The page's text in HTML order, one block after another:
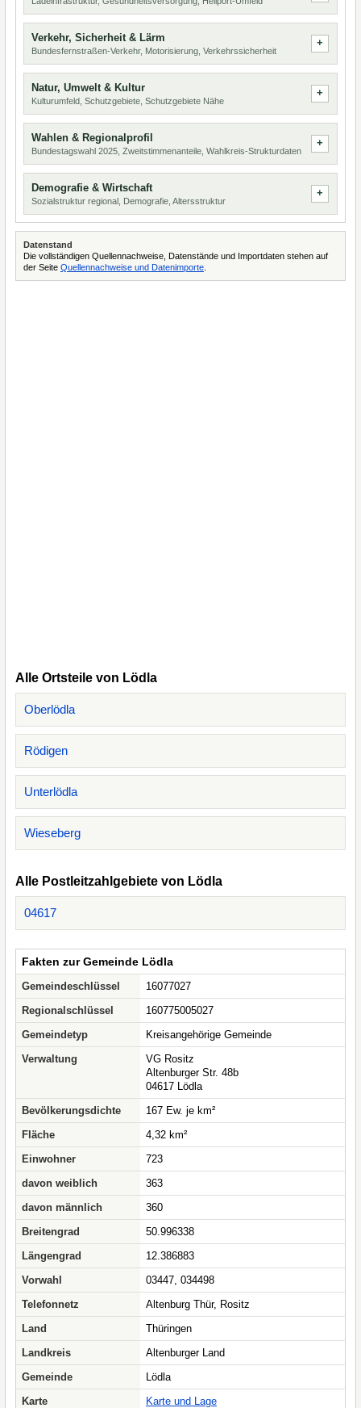
Verkehr, Sicherheit & Lärm
Bundesfernstraßen-Verkehr, Motorisierung, Verkehrssicherheit
Natur, Umwelt & Kultur
Kulturumfeld, Schutzgebiete, Schutzgebiete Nähe
Wahlen & Regionalprofil
Bundestagswahl 2025, Zweitstimmenanteile, Wahlkreis-Strukturdaten
Demografie & Wirtschaft
Sozialstruktur regional, Demografie, Altersstruktur
Datenstand
Die vollständigen Quellennachweise, Datenstände und Importdaten stehen auf
der Seite Quellennachweise und Datenimporte
Alle Ortsteile von Lödla
Oberlödla
Rödigen
Unterlödla
Wieseberg
Alle Postleitzahlgebiete von Lödla
04617
Fakten zur Gemeinde Lödla
Gemeindeschlüssel
16077027
Regionalschlüssel
160775005027
Gemeindetyp
Kreisangehörige Gemeinde
Verwaltung
VG Rositz
Altenburger Str. 48b
04617 Lödla
Bevölkerungsdichte
167 Ew. je km²
Fläche
4,32 km²
Einwohner
723
davon weiblich
363
davon männlich
360
Breitengrad
50.996338
Längengrad
12.386883
Vorwahl
03447, 034498
Telefonnetz
Altenburg Thür, Rositz
Land
Thüringen
Landkreis
Altenburger Land
Gemeinde
Lödla
Karte
Karte und Lage